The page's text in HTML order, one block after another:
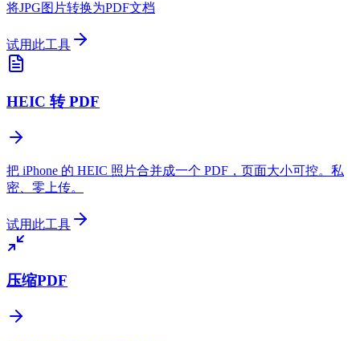
将JPG图片转换为PDF文档
试用此工具
HEIC 转 PDF
把 iPhone 的 HEIC 照片合并成一个 PDF，页面大小可控。私
密、零上传。
试用此工具
压缩PDF